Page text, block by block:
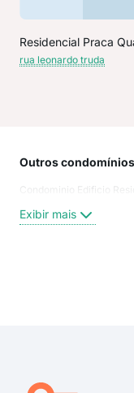
Residencial Praca
rua leonardo truda
Outros
Condominio Edificio
Exibir mais